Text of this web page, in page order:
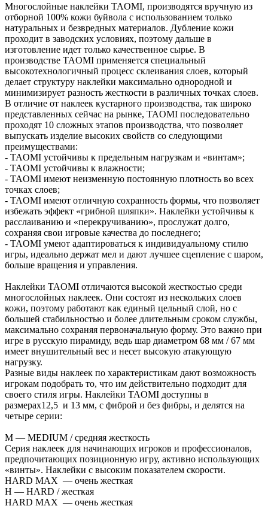
Многослойные наклейки TAOMI, производятся вручную из
отборной 100% кожи буйвола с использованием только
натуральных и безвредных материалов. Дубление кожи
проходит в заводских условиях, поэтому дальше в
изготовление идет только качественное сырье. В
производстве TAOMI применяется специальный
высокотехнологичный процесс склеивания слоев, который
делает структуру наклейки максимально однородной и
минимизирует разность жесткости в различных точках слоев.
В отличие от наклеек кустарного производства, так широко
представленных сейчас на рынке, TAOMI последовательно
проходят 10 сложных этапов производства, что позволяет
выпускать изделие высоких свойств со следующими
преимуществами:
- TAOMI устойчивы к предельным нагрузкам и «винтам»;
- TAOMI устойчивы к влажности;
- TAOMI имеют неизменную постоянную плотность во всех
точках слоев;
- TAOMI имеют отличную сохранность формы, что позволяет
избежать эффект «грибной шляпки». Наклейки устойчивы к
расслаиванию и «перекручиванию», прослужат долго,
сохраняя свои игровые качества до последнего;
- TAOMI умеют адаптироваться к индивидуальному стилю
игры, идеально держат мел и дают лучшее сцепление с шаром,
больше вращения и управления.
Наклейки TAOMI отличаются высокой жесткостью среди
многослойных наклеек. Они состоят из нескольких слоев
кожи, поэтому работают как единый цельный слой, но с
большей стабильностью и более длительным сроком службы,
максимально сохраняя первоначальную форму. Это важно при
игре в русскую пирамиду, ведь шар диаметром 68 мм / 67 мм
имеет внушительный вес и несет высокую атакующую
нагрузку.
Разные виды наклеек по характеристикам дают возможность
игрокам подобрать то, что им действительно подходит для
своего стиля игры. Наклейки TAOMI доступны в
размерах12,5 и 13 мм, с фиброй и без фибры, и делятся на
четыре серии:
М — MEDIUM / средняя жесткость
Серия наклеек для начинающих игроков и профессионалов,
предпочитающих позиционную игру, активно использующих
«винты». Наклейки с высоким показателем скорости.
HARD MAX — очень жесткая
H — HARD / жесткая
HARD MAX — очень жесткая